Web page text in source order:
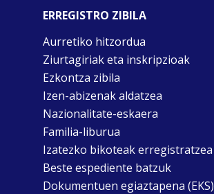
ERREGISTRO ZIBILA
Aurretiko hitzordua
Ziurtagiriak eta inskripzioak
Ezkontza zibila
Izen-abizenak aldatzea
Nazionalitate-eskaera
Familia-liburua
Izatezko bikoteak erregistratzea
Beste espediente batzuk
Dokumentuen egiaztapena (EKS)